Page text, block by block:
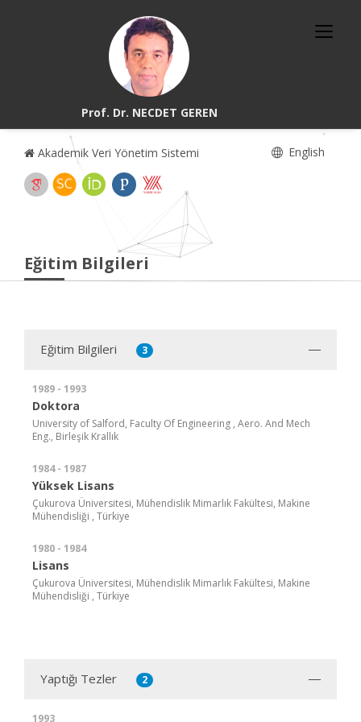
Prof. Dr. NECDET GEREN
Akademik Veri Yönetim Sistemi English
Eğitim Bilgileri
Eğitim Bilgileri 3
1989 - 1993
Doktora
University of Salford, Faculty Of Engineering , Aero. And Mech
Eng., Birleşik Krallık
1984 - 1987
Yüksek Lisans
Çukurova Üniversitesi, Mühendislik Mimarlık Fakültesi, Makine
Mühendisliği , Türkiye
1980 - 1984
Lisans
Çukurova Üniversitesi, Mühendislik Mimarlık Fakültesi, Makine
Mühendisliği , Türkiye
Yaptığı Tezler 2
1993